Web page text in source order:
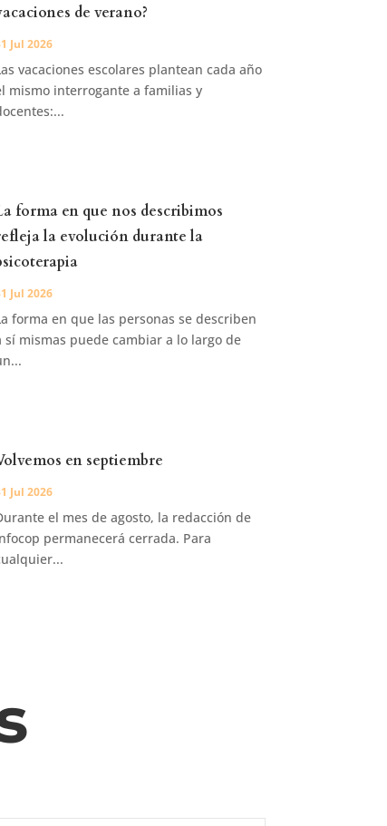
de verano?
Jul 2026
vacaciones escolares plantean cada año
mismo interrogante a familias y
forma en que nos describimos
la evolución durante la
Jul 2026
forma en que las personas se describen
sí mismas puede cambiar a lo largo de
en septiembre
Jul 2026
el mes de agosto, la redacción de
permanecerá cerrada. Para